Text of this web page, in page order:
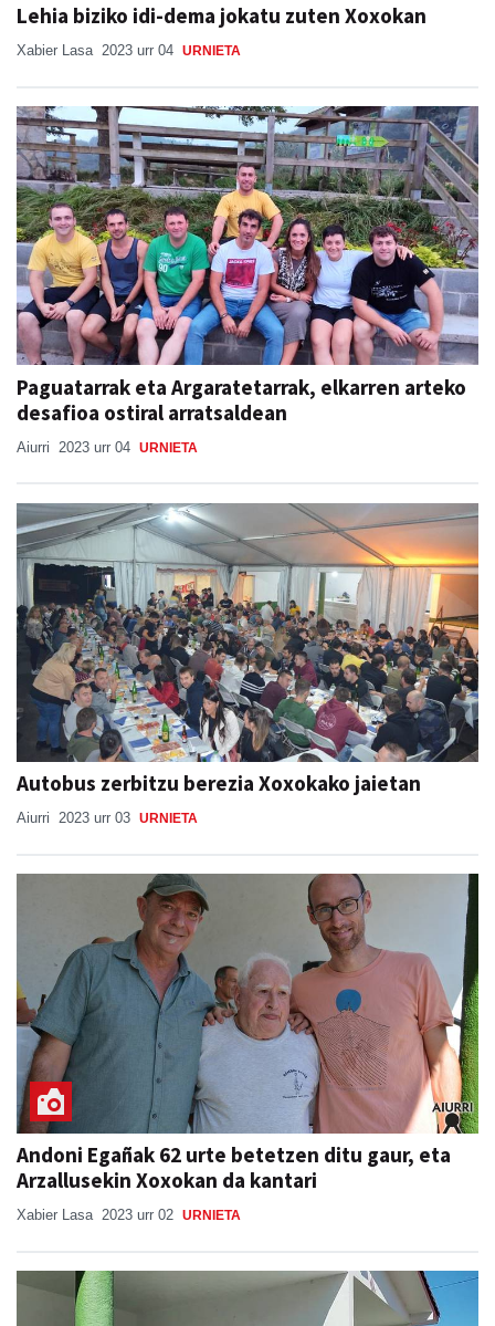
Lehia biziko idi-dema jokatu zuten Xoxokan
Xabier Lasa 2023 urr 04 URNIETA
Paguatarrak eta Argaratetarrak, elkarren arteko
desafioa ostiral arratsaldean
Aiurri 2023 urr 04 URNIETA
Autobus zerbitzu berezia Xoxokako jaietan
Aiurri 2023 urr 03 URNIETA
Andoni Egañak 62 urte betetzen ditu gaur, eta
Arzallusekin Xoxokan da kantari
Xabier Lasa 2023 urr 02 URNIETA